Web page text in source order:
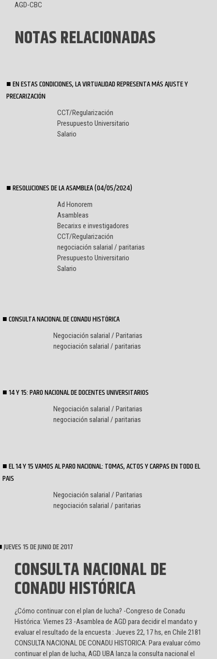
AGD-CBC
NOTAS RELACIONADAS
EN ESTAS CONDICIONES, LA VIRTUALIDAD REPRESENTA MÁS AJUSTE Y
PRECARIZACIÓN
CCT/Regularización
Presupuesto Universitario
Salario
RESOLUCIONES DE LA ASAMBLEA (04/05/2024)
Ad Honorem
Asambleas
Becarixs e investigadores
CCT/Regularización
negociación salarial / paritarias
Presupuesto Universitario
Salario
CONSULTA NACIONAL DE CONADU HISTÓRICA
Negociación salarial / Paritarias
negociación salarial / paritarias
14 Y 15: PARO NACIONAL DE DOCENTES UNIVERSITARIOS
Negociación salarial / Paritarias
negociación salarial / paritarias
EL 14 Y 15 VAMOS AL PARO NACIONAL: TOMAS, ACTOS Y CARPAS EN TODO EL
PAIS
Negociación salarial / Paritarias
negociación salarial / paritarias
JUEVES 15 DE JUNIO DE 2017
CONSULTA NACIONAL DE
CONADU HISTÓRICA
¿Cómo continuar con el plan de lucha? -Congreso de Conadu
Histórica: Viernes 23 -Asamblea de AGD para decidir el mandato y
evaluar el resultado de la encuesta : Jueves 22, 17 hs, en Chile 2181
CONSULTA NACIONAL DE CONADU HISTORICA: Para evaluar cómo
continuar el plan de lucha, AGD UBA lanza la consulta nacional el